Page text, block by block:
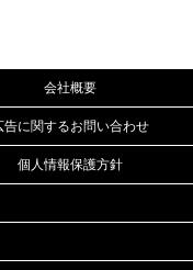
会社概要
告に関するお問い合わせ
個人情報保護方針